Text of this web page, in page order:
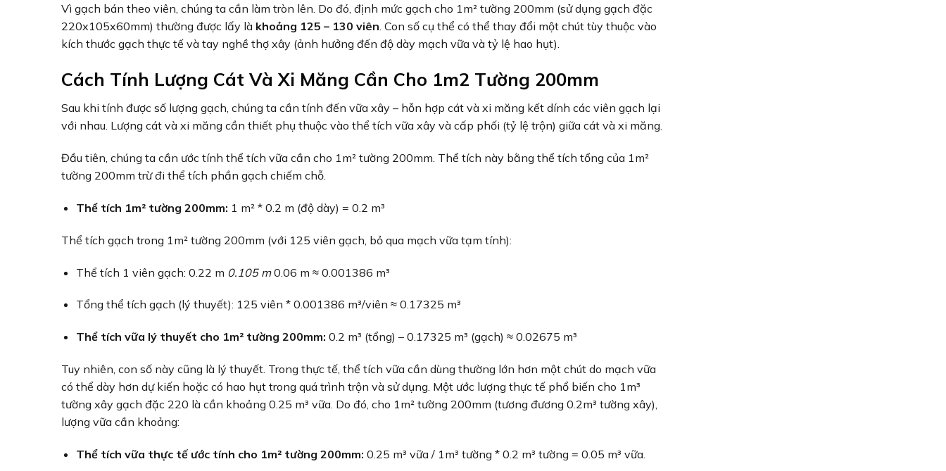
Vì gạch bán theo viên, chúng ta cần làm tròn lên. Do đó, định mức gạch cho 1m² tường 200mm (sử dụng gạch đặc
220x105x60mm) thường được lấy là khoảng 125 – 130 viên . Con số cụ thể có thể thay đổi một chút tùy thuộc vào
kích thước gạch thực tế và tay nghề thợ xây (ảnh hưởng đến độ dày mạch vữa và tỷ lệ hao hụt).
Cách Tính Lượng Cát Và Xi Măng Cần Cho 1m2 Tường 200mm
Sau khi tính được số lượng gạch, chúng ta cần tính đến vữa xây – hỗn hợp cát và xi măng kết dính các viên gạch lại
với nhau. Lượng cát và xi măng cần thiết phụ thuộc vào thể tích vữa xây và cấp phối (tỷ lệ trộn) giữa cát và xi măng.
Đầu tiên, chúng ta cần ước tính thể tích vữa cần cho 1m² tường 200mm. Thể tích này bằng thể tích tổng của 1m²
tường 200mm trừ đi thể tích phần gạch chiếm chỗ.
Thể tích 1m² tường 200mm: 1 m² * 0.2 m (độ dày) = 0.2 m³
Thể tích gạch trong 1m² tường 200mm (với 125 viên gạch, bỏ qua mạch vữa tạm tính):
Thể tích 1 viên gạch: 0.22 m 0.105 m0.06 m ≈ 0.001386 m³
Tổng thể tích gạch (lý thuyết): 125 viên * 0.001386 m³/viên ≈ 0.17325 m³
Thể tích vữa lý thuyết cho 1m² tường 200mm: 0.2 m³ (tổng) – 0.17325 m³ (gạch) ≈ 0.02675 m³
Tuy nhiên, con số này cũng là lý thuyết. Trong thực tế, thể tích vữa cần dùng thường lớn hơn một chút do mạch vữa
có thể dày hơn dự kiến hoặc có hao hụt trong quá trình trộn và sử dụng. Một ước lượng thực tế phổ biến cho 1m³
tường xây gạch đặc 220 là cần khoảng 0.25 m³ vữa. Do đó, cho 1m² tường 200mm (tương đương 0.2m³ tường xây),
lượng vữa cần khoảng:
Thể tích vữa thực tế ước tính cho 1m² tường 200mm: 0.25 m³ vữa / 1m³ tường * 0.2 m³ tường = 0.05 m³ vữa.